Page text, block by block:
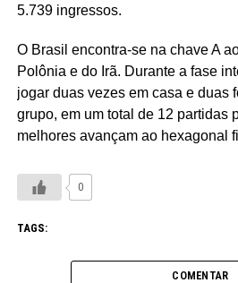
5.739 ingressos.
O Brasil encontra-se na chave A
Polônia e do Irã. Durante a fase
jogar duas vezes em casa e duas
grupo, em um total de 12 partidas
melhores avançam ao hexagonal
0
TAGS:
COMENTAR